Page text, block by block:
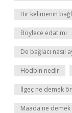
Bir kelimenin
Böylece edat mı
De bağlacı nasıl
Hodbin nedir
İlgeç ne demek
Maada ne demek